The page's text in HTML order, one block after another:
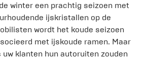
winter een prachtig seizoen met
ijskristallen op de
wordt het koude seizoen
met ijskoude ramen. Maar
uw klanten hun autoruiten zouden